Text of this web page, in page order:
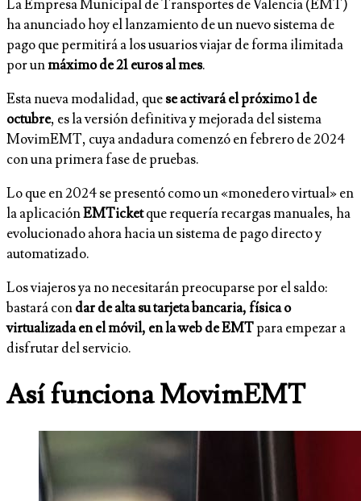
La Empresa Municipal de Transportes de Valencia (EMT)
ha anunciado hoy el lanzamiento de un nuevo sistema de
pago que permitirá a los usuarios viajar de forma ilimitada
por unmáximo de 21 euros al mes.
Esta nueva modalidad, quese activará el próximo 1 de
octubre, es la versión definitiva y mejorada del sistema
MovimEMT, cuya andadura comenzó en febrero de 2024
con una primera fase de pruebas.
Lo que en 2024 se presentó como un «monedero virtual» en
la aplicaciónEMTicketque requería recargas manuales, ha
evolucionado ahora hacia un sistema de pago directo y
automatizado.
Los viajeros ya no necesitarán preocuparse por el saldo:
bastará condar de alta su tarjeta bancaria, física o
virtualizada en el móvil, en la web de EMTpara empezar a
disfrutar del servicio.
Así funciona MovimEMT